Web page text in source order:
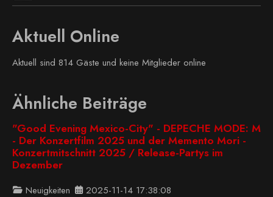
Aktuell Online
Aktuell sind 814 Gäste und keine Mitglieder online
Ähnliche Beiträge
"Good Evening Mexico-City" - DEPECHE MODE: M
- Der Konzertfilm 2025 und der Memento Mori -
Konzertmitschnitt 2025 / Release-Partys im
Dezember
Neuigkeiten 2025-11-14 17:38:08